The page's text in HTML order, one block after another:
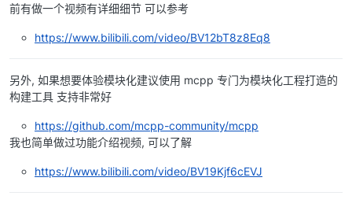
前有做一个视频有详细细节 可以参考
https://www.bilibili.com/video/BV12bT8z8Eq8
另外, 如果想要体验模块化建议使用 mcpp 专门为模块化工程打造的
构建工具 支持非常好
https://github.com/mcpp-community/mcpp
我也简单做过功能介绍视频, 可以了解
https://www.bilibili.com/video/BV19Kjf6cEVJ